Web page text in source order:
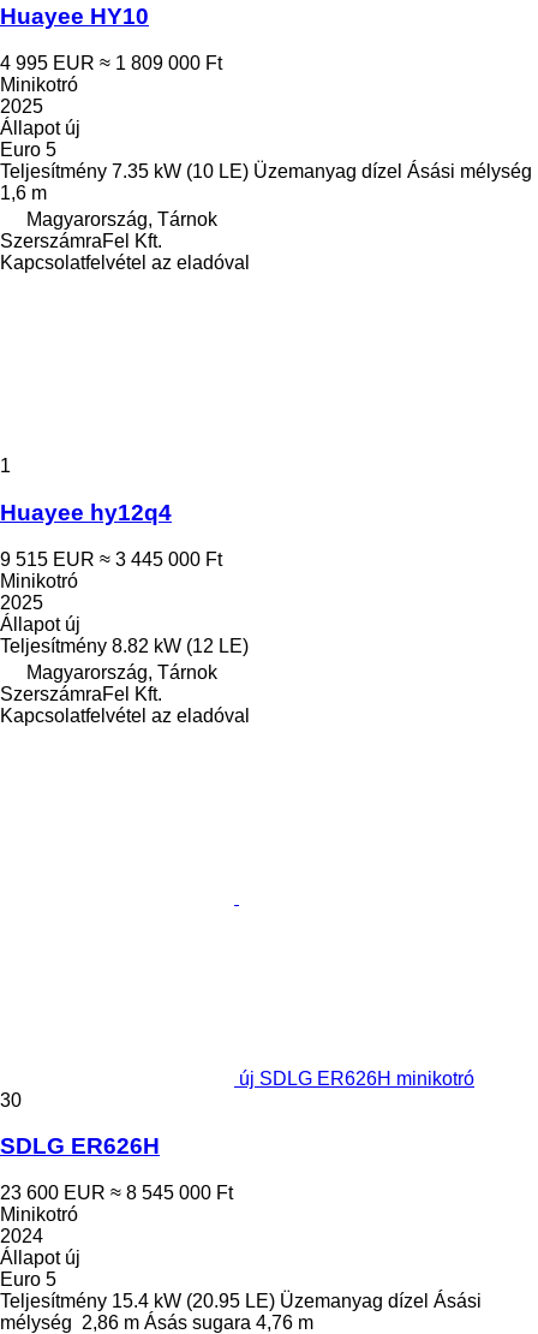
Huayee HY10
4 995 EUR ≈ 1 809 000 Ft
Minikotró
2025
Állapotúj
Euro 5
Teljesítmény 7.35 kW (10 LE) Üzemanyag dízel Ásási mélység
1,6 m
Magyarország, Tárnok
SzerszámraFel Kft.
Kapcsolatfelvétel az eladóval
1
Huayee hy12q4
9 515 EUR ≈ 3 445 000 Ft
Minikotró
2025
Állapotúj
Teljesítmény 8.82 kW (12 LE)
Magyarország, Tárnok
SzerszámraFel Kft.
Kapcsolatfelvétel az eladóval
új SDLG ER626H minikotró
30
SDLG ER626H
23 600 EUR ≈ 8 545 000 Ft
Minikotró
2024
Állapotúj
Euro 5
Teljesítmény 15.4 kW (20.95 LE) Üzemanyag dízel Ásási
mélység 2,86 m Ásás sugara 4,76 m